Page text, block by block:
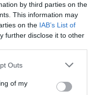
by third parties on the
This information may
on the IAB’s List of
further disclose it to other
one or more Google
You may click to
Outs
of my
ILYEN ALACSONY AZ
07|Mindenki ügye
DOLGOZNAK A 25-